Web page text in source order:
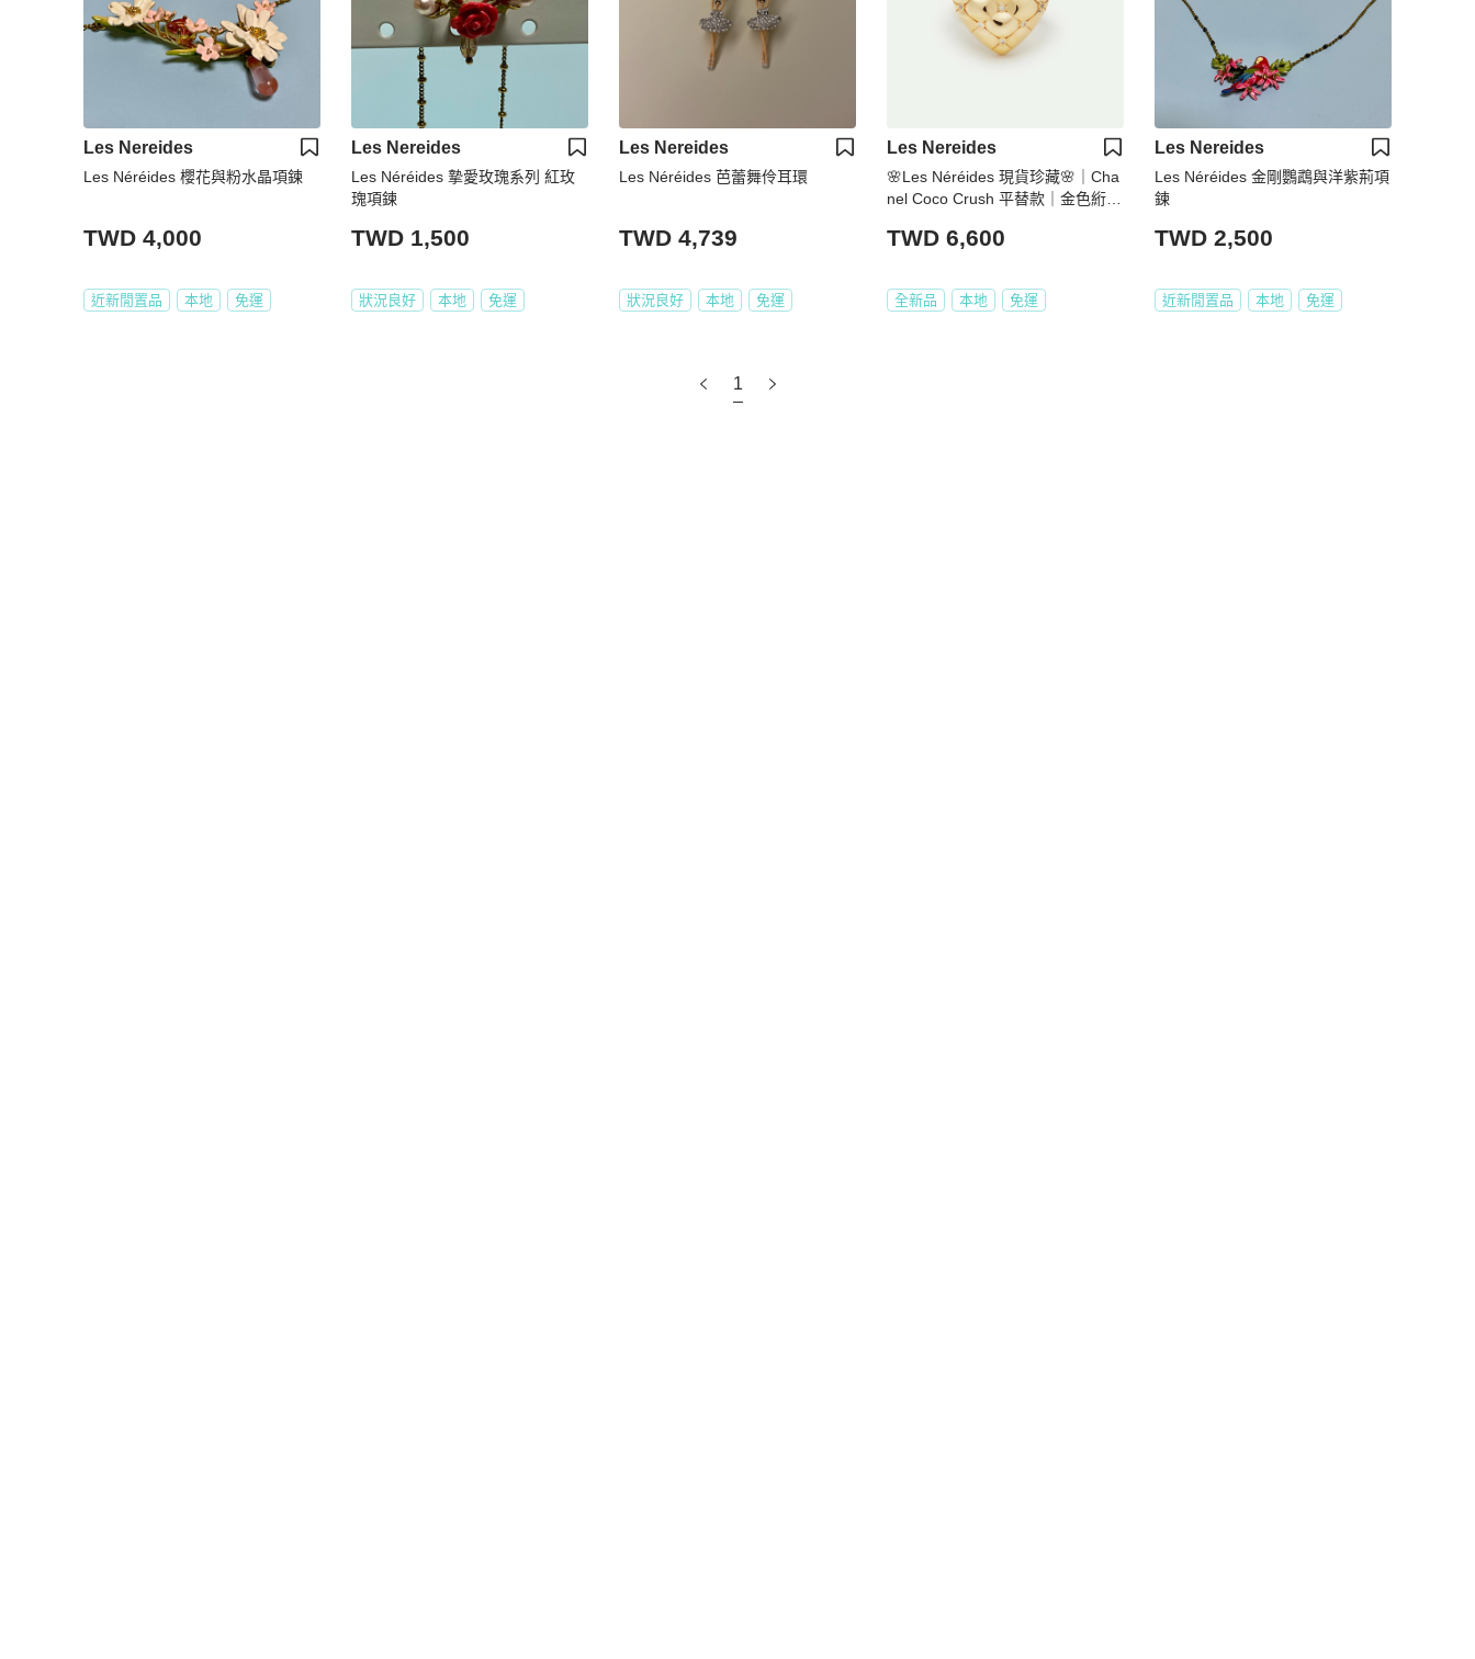
Les Nereides
Les Néréides 櫻花與粉水晶項鍊
TWD 4,000
近新閒置品 本地 免運
Les Nereides
Les Néréides 摯愛玫瑰系列 紅玫
瑰項鍊
TWD 1,500
狀況良好 本地 免運
Les Nereides
Les Néréides 芭蕾舞伶耳環
TWD 4,739
狀況良好 本地 免運
Les Nereides
🌸Les Néréides 現貨珍藏🌸｜Cha
nel Coco Crush 平替款｜金色絎縫
TWD 6,600
全新品 本地 免運
Les Nereides
Les Néréides 金剛鸚鵡與洋紫荊項
鍊
TWD 2,500
近新閒置品 本地 免運
1